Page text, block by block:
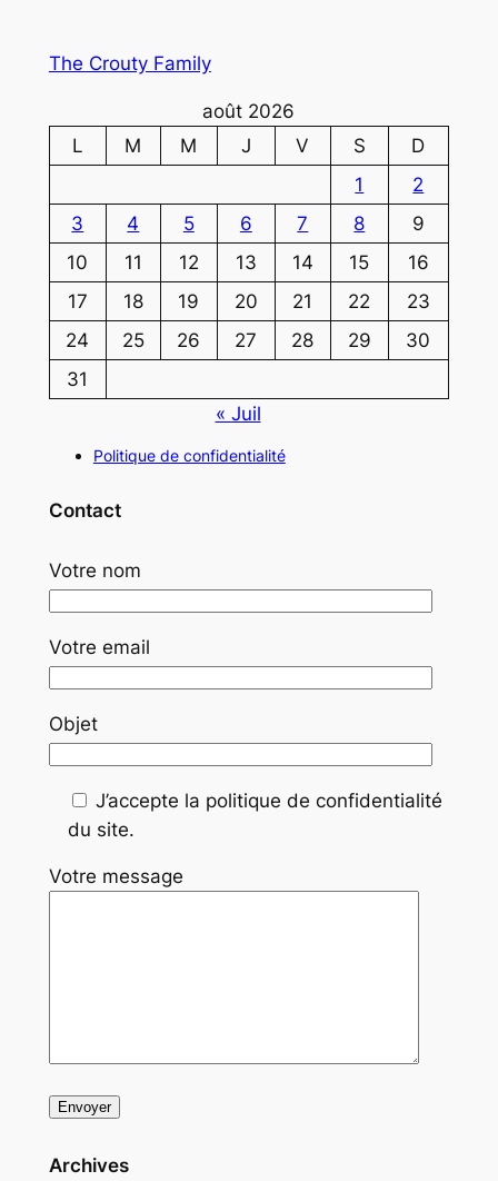
The Crouty Family
août 2026
L
M M J V S
D
1
2
3
4 5 6 7 8
9
10
11 12 13 14 15
16
17
18 19 20 21 22
23
24
25 26 27 28 29
30
31
« Juil
Politique de confidentialité
Contact
Votre nom
Votre email
Objet
J’accepte la politique de confidentialité
du site.
Votre message
Archives